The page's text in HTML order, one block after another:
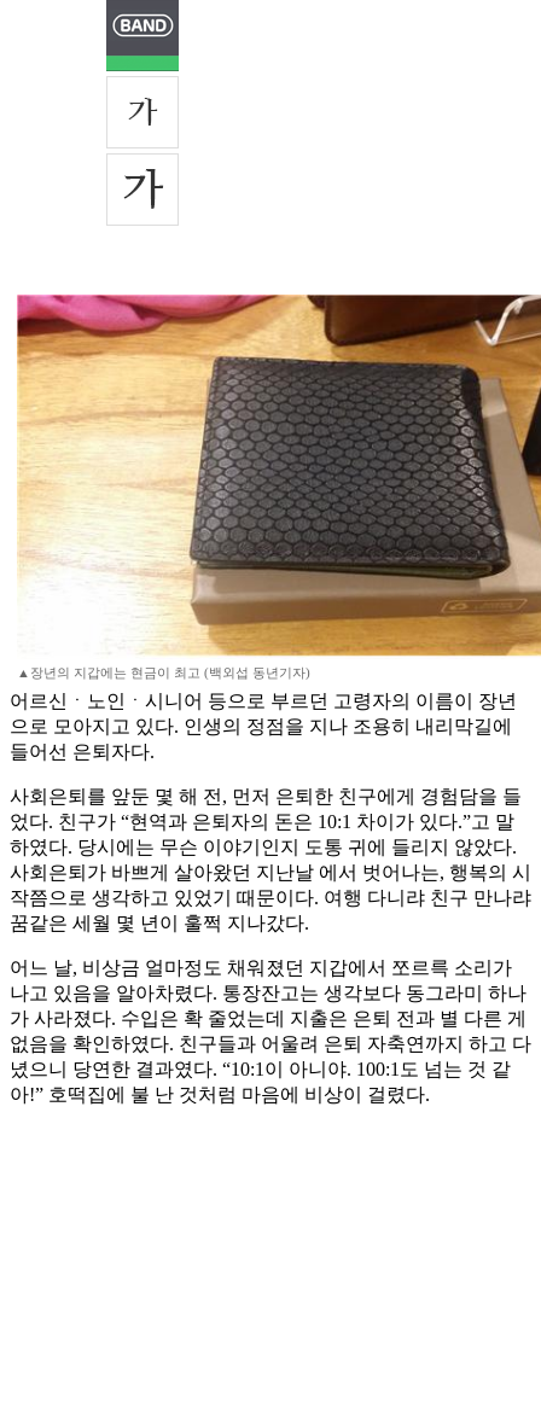
▲장년의 지갑에는 현금이 최고 (백외섭 동년기자)
어르신ㆍ노인ㆍ시니어 등으로 부르던 고령자의 이름이 장년
으로 모아지고 있다. 인생의 정점을 지나 조용히 내리막길에
들어선 은퇴자다.
사회은퇴를 앞둔 몇 해 전, 먼저 은퇴한 친구에게 경험담을 들
었다. 친구가 “현역과 은퇴자의 돈은 10:1 차이가 있다.”고 말
하였다. 당시에는 무슨 이야기인지 도통 귀에 들리지 않았다.
사회은퇴가 바쁘게 살아왔던 지난날 에서 벗어나는, 행복의 시
작쯤으로 생각하고 있었기 때문이다. 여행 다니랴 친구 만나랴
꿈같은 세월 몇 년이 훌쩍 지나갔다.
어느 날, 비상금 얼마정도 채워졌던 지갑에서 쪼르륵 소리가
나고 있음을 알아차렸다. 통장잔고는 생각보다 동그라미 하나
가 사라졌다. 수입은 확 줄었는데 지출은 은퇴 전과 별 다른 게
없음을 확인하였다. 친구들과 어울려 은퇴 자축연까지 하고 다
녔으니 당연한 결과였다. “10:1이 아니야. 100:1도 넘는 것 같
아!” 호떡집에 불 난 것처럼 마음에 비상이 걸렸다.